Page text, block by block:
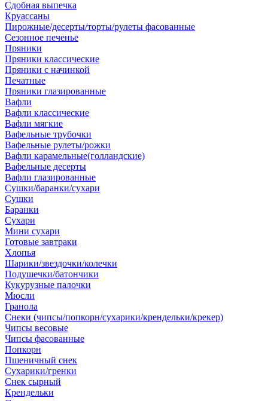
Сдобная выпечка
Круассаны
Пирожные/десерты/торты/рулеты фасованные
Сезонное печенье
Пряники
Пряники классические
Пряники с начинкой
Печатные
Пряники глазированные
Вафли
Вафли классические
Вафли мягкие
Вафельные трубочки
Вафельные рулеты/рожки
Вафли карамельные(голландские)
Вафельные десерты
Вафли глазированные
Сушки/баранки/сухари
Сушки
Баранки
Сухари
Мини сухари
Готовые завтраки
Хлопья
Шарики/звездочки/колечки
Подушечки/батончики
Кукурузные палочки
Мюсли
Гранола
Снеки (чипсы/попкорн/сухарики/крендельки/крекер)
Чипсы весовые
Чипсы фасованные
Попкорн
Пшеничный снек
Сухарики/гренки
Снек сырный
Крендельки